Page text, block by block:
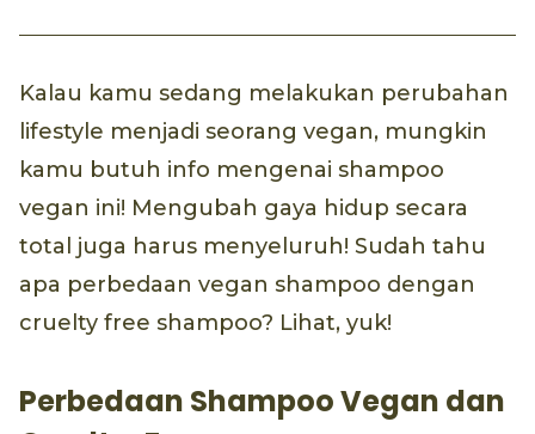
Kalau kamu sedang melakukan perubahan
lifestyle menjadi seorang vegan, mungkin
kamu butuh info mengenai shampoo
vegan ini! Mengubah gaya hidup secara
total juga harus menyeluruh! Sudah tahu
apa perbedaan vegan shampoo dengan
cruelty free shampoo? Lihat, yuk!
Perbedaan Shampoo Vegan dan